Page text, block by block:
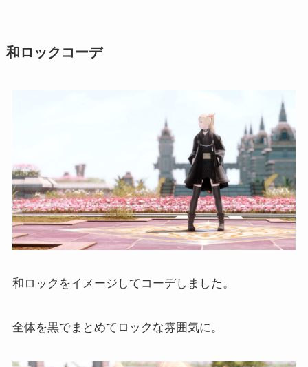
和ロックコーデ
和ロックをイメージしてコーデしました。
全体を黒でまとめてロックな雰囲気に。